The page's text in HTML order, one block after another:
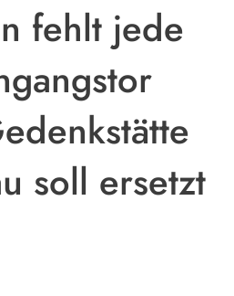
fehlt jede
soll ersetzt